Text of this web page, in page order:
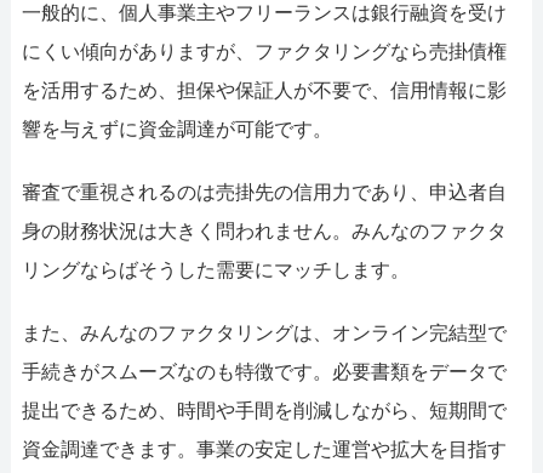
一般的に、個人事業主やフリーランスは銀行融資を受け
にくい傾向がありますが、ファクタリングなら売掛債権
を活用するため、担保や保証人が不要で、信用情報に影
響を与えずに資金調達が可能です。
審査で重視されるのは売掛先の信用力であり、申込者自
身の財務状況は大きく問われません。みんなのファクタ
リングならばそうした需要にマッチします。
また、みんなのファクタリングは、オンライン完結型で
手続きがスムーズなのも特徴です。必要書類をデータで
提出できるため、時間や手間を削減しながら、短期間で
資金調達できます。事業の安定した運営や拡大を目指す